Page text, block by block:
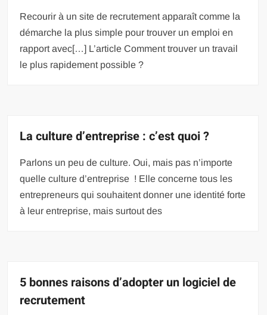
Recourir à un site de recrutement apparaît comme la
démarche la plus simple pour trouver un emploi en
rapport avec[…] L’article Comment trouver un travail
le plus rapidement possible ?
La culture d’entreprise : c’est quoi ?
Parlons un peu de culture. Oui, mais pas n’importe
quelle culture d’entreprise ! Elle concerne tous les
entrepreneurs qui souhaitent donner une identité forte
à leur entreprise, mais surtout des
5 bonnes raisons d’adopter un logiciel de
recrutement